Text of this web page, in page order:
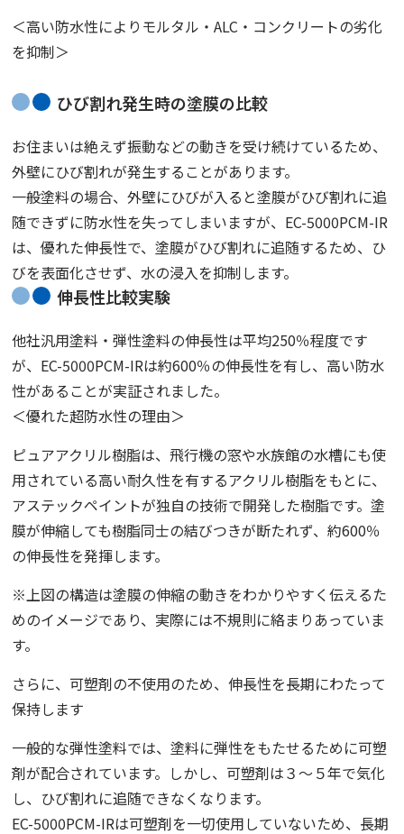
＜高い防水性によりモルタル・ALC・コンクリートの劣化
を抑制＞
ひび割れ発生時の塗膜の比較
お住まいは絶えず振動などの動きを受け続けているため、
外壁にひび割れが発生することがあります。
一般塗料の場合、外壁にひびが入ると塗膜がひび割れに追
随できずに防水性を失ってしまいますが、EC-5000PCM-IR
は、優れた伸長性で、塗膜がひび割れに追随するため、ひ
びを表面化させず、水の浸入を抑制します。
伸長性比較実験
他社汎用塗料・弾性塗料の伸長性は平均250％程度です
が、EC-5000PCM-IRは約600％の伸長性を有し、高い防水
性があることが実証されました。
＜優れた超防水性の理由＞
ピュアアクリル樹脂は、飛行機の窓や水族館の水槽にも使
用されている高い耐久性を有するアクリル樹脂をもとに、
アステックペイントが独自の技術で開発した樹脂です。塗
膜が伸縮しても樹脂同士の結びつきが断たれず、約600％
の伸長性を発揮します。
※上図の構造は塗膜の伸縮の動きをわかりやすく伝えるた
めのイメージであり、実際には不規則に絡まりあっていま
す。
さらに、可塑剤の不使用のため、伸長性を長期にわたって
保持します
一般的な弾性塗料では、塗料に弾性をもたせるために可塑
剤が配合されています。しかし、可塑剤は３〜５年で気化
し、ひび割れに追随できなくなります。
EC-5000PCM-IRは可塑剤を一切使用していないため、長期